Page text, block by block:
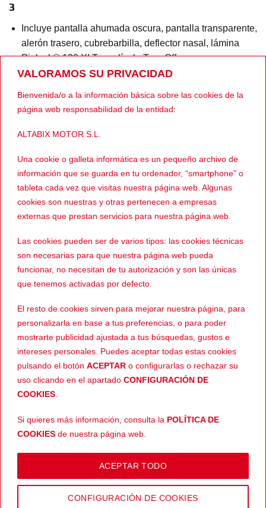
VALORAMOS SU PRIVACIDAD
Bienvenida/o a la información básica sobre las cookies de la
página web responsabilidad de la entidad:
ALTABIX MOTOR S.L.
Una cookie o galleta informática es un pequeño archivo de
información que se guarda en tu ordenador, “smartphone” o
tableta cada vez que visitas nuestra página web. Algunas
cookies son nuestras y otras pertenecen a empresas
externas que prestan servicios para nuestra página web.
Las cookies pueden ser de varios tipos: las cookies técnicas
son necesarias para que nuestra página web pueda
funcionar, no necesitan de tu autorización y son las únicas
que tenemos activadas por defecto.
El resto de cookies sirven para mejorar nuestra página, para
personalizarla en base a tus preferencias, o para poder
mostrarte publicidad ajustada a tus búsquedas, gustos e
intereses personales. Puedes aceptar todas estas cookies
pulsando el botón ACEPTAR o configurarlas o rechazar su
uso clicando en el apartado CONFIGURACIÓN DE
COOKIES.
Si quieres más información, consulta la POLÍTICA DE
COOKIES de nuestra página web.
CONFIGURACIÓN DE COOKIES
ACEPTAR TODO
3
Incluye pantalla ahumada oscura, pantalla transparente,
alerón trasero, cubrebarbilla, deflector nasal, lámina
Pinlock® 120 XLT y película Tear-Off.
Predisposición para sistemas de comunicación
Bluetooth™ (no incluidos).
Homologación: ECE 22-06 y F.I.M para el uso en
competición.
Enlace al perfil de Wallapop
Ver más cascos INTEGRALES
PRODUCTOS RELACIONADOS
-49%
CASCOS
MT Atom SW Gorex
174,24 €
174,24€.89,00€.
-48%
INTEGRAL
Copyright 2026 © |Aviso legal-Devoluciones-Envíos-Política
Términos y condiciones